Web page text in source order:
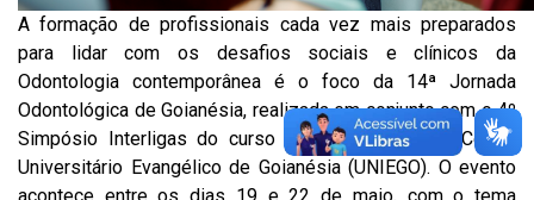
A formação de profissionais cada vez mais preparados
para lidar com os desafios sociais e clínicos da
Odontologia contemporânea é o foco da 14ª Jornada
Odontológica de Goianésia, realizada em conjunto com o 4º
Simpósio Interligas do curso de Odontologia do Centro
Universitário Evangélico de Goianésia (UNIEGO). O evento
acontece entre os dias 19 e 22 de maio, com o tema